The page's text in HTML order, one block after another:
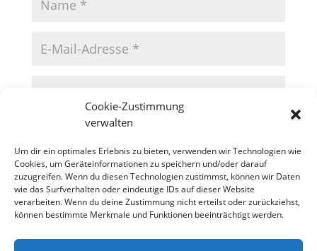
Cookie-Zustimmung
verwalten
Um dir ein optimales Erlebnis zu bieten, verwenden wir Technologien wie
Cookies, um Geräteinformationen zu speichern und/oder darauf
zuzugreifen. Wenn du diesen Technologien zustimmst, können wir Daten
wie das Surfverhalten oder eindeutige IDs auf dieser Website
verarbeiten. Wenn du deine Zustimmung nicht erteilst oder zurückziehst,
können bestimmte Merkmale und Funktionen beeinträchtigt werden.